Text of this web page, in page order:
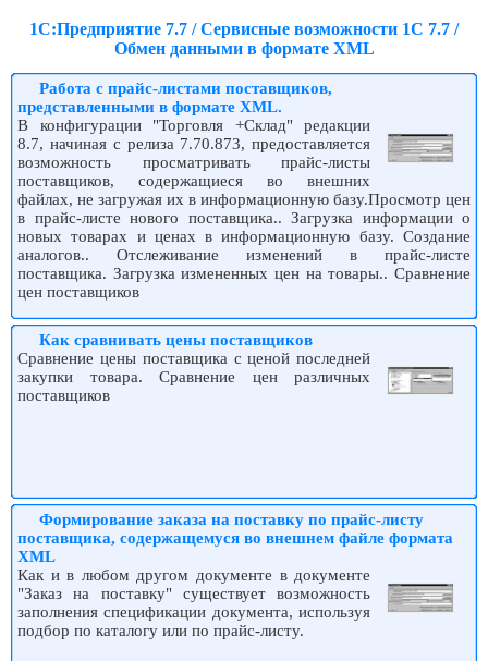
1С:Предприятие 7.7 / Сервисные возможности 1С 7.7 /
Обмен данными в формате XML
Работа с прайс-листами поставщиков,
представленными в формате XML.
В конфигурации "Торговля +Склад" редакции
8.7, начиная с релиза 7.70.873, предоставляется
возможность просматривать прайс-листы
поставщиков, содержащиеся во внешних
файлах, не загружая их в информационную базу.Просмотр цен
в прайс-листе нового поставщика.. Загрузка информации о
новых товарах и ценах в информационную базу. Создание
аналогов.. Отслеживание изменений в прайс-листе
поставщика. Загрузка измененных цен на товары.. Сравнение
цен поставщиков
Как сравнивать цены поставщиков
Сравнение цены поставщика с ценой последней
закупки товара. Сравнение цен различных
поставщиков
Формирование заказа на поставку по прайс-листу
поставщика, содержащемуся во внешнем файле формата
XML
Как и в любом другом документе в документе
"Заказ на поставку" существует возможность
заполнения спецификации документа, используя
подбор по каталогу или по прайс-листу.